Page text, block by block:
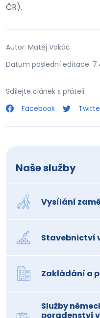
ČR).
Autor: Matěj Vokáč
Datum poslední editace:
Sdílejte článek s přáteli:
Facebook
Naše služby
Vysílání
Stavebnictví
Zakládání a
Služby
poradenství